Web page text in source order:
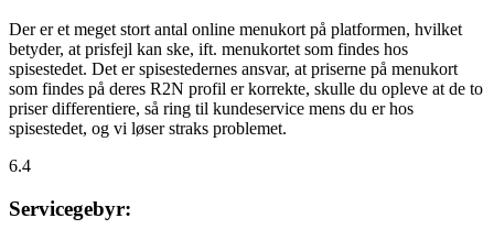
Der er et meget stort antal online menukort på platformen, hvilket
betyder, at prisfejl kan ske, ift. menukortet som findes hos
spisestedet. Det er spisestedernes ansvar, at priserne på menukort
som findes på deres R2N profil er korrekte, skulle du opleve at de to
priser differentiere, så ring til kundeservice mens du er hos
spisestedet, og vi løser straks problemet.
6.4
Servicegebyr: